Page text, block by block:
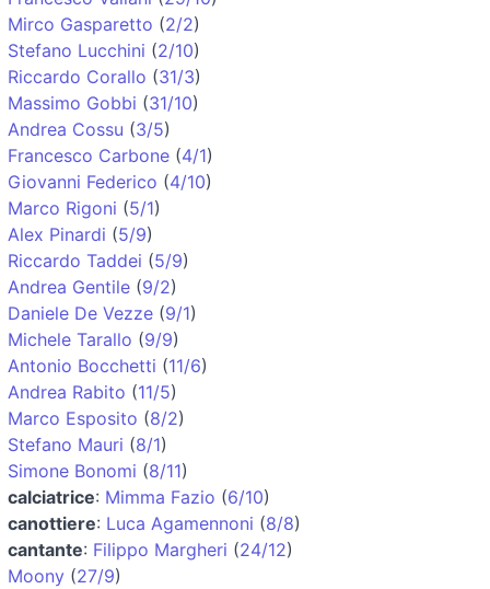
Mirco Gasparetto (2/2)
Stefano Lucchini (2/10)
Riccardo Corallo (31/3)
Massimo Gobbi (31/10)
Andrea Cossu (3/5)
Francesco Carbone (4/1)
Giovanni Federico (4/10)
Marco Rigoni (5/1)
Alex Pinardi (5/9)
Riccardo Taddei (5/9)
Andrea Gentile (9/2)
Daniele De Vezze (9/1)
Michele Tarallo (9/9)
Antonio Bocchetti (11/6)
Andrea Rabito (11/5)
Marco Esposito (8/2)
Stefano Mauri (8/1)
Simone Bonomi (8/11)
calciatrice: Mimma Fazio (6/10)
canottiere: Luca Agamennoni (8/8)
cantante: Filippo Margheri (24/12)
Moony (27/9)